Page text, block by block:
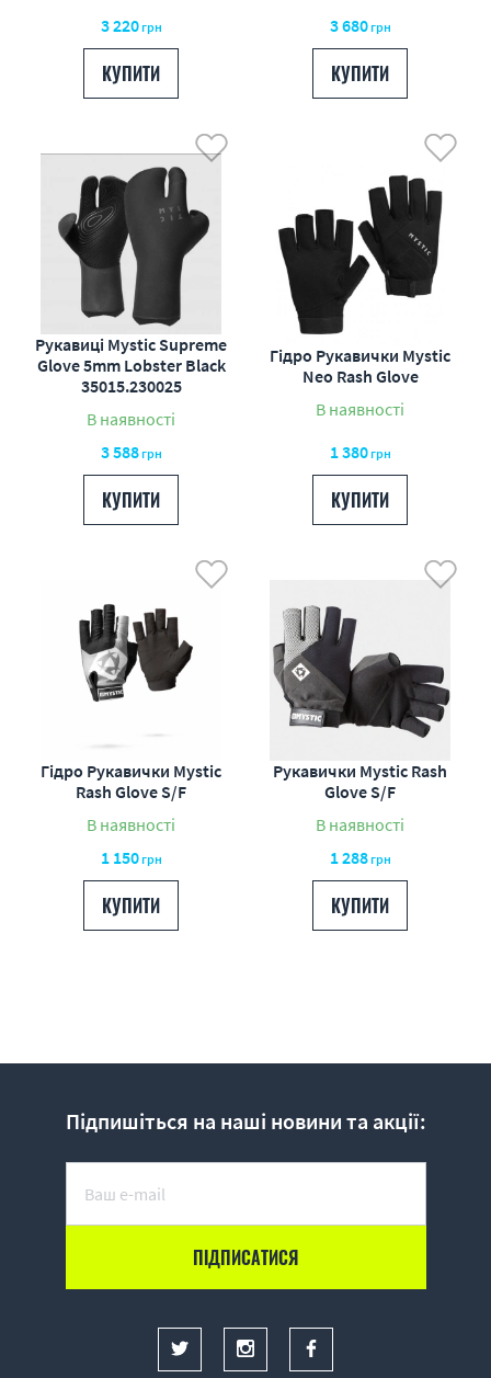
3 220грн
КУПИТИ
3 680грн
КУПИТИ
Рукавиці Mystic Supreme
Glove 5mm Lobster Black
35015.230025
В наявності
3 588грн
КУПИТИ
Гідро Рукавички Mystic
Neo Rash Glove
В наявності
1 380грн
КУПИТИ
Гідро Рукавички Mystic
Rash Glove S/F
В наявності
1 150грн
КУПИТИ
Рукавички Mystic Rash
Glove S/F
В наявності
1 288грн
КУПИТИ
Підпишіться на наші новини та акції: